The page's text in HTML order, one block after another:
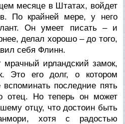
месяце в Штатах, войдет
По крайней мере, у него
Он умеет писать – и
делал хорошо – до того,
себя Флинн.
мрачный ирландский замок,
Это его долг, о котором
последние пять
отец. Но теперь он может
отцу, что достоин быть
хотя с радостью